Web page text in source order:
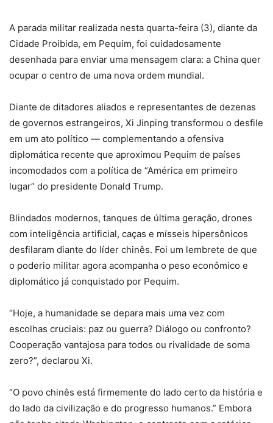
A parada militar realizada nesta quarta-feira (3), diante da
Cidade Proibida, em Pequim, foi cuidadosamente
desenhada para enviar uma mensagem clara: a China quer
ocupar o centro de uma nova ordem mundial.
Diante de ditadores aliados e representantes de dezenas
de governos estrangeiros, Xi Jinping transformou o desfile
em um ato político — complementando a ofensiva
diplomática recente que aproximou Pequim de países
incomodados com a política de “América em primeiro
lugar” do presidente Donald Trump.
Blindados modernos, tanques de última geração, drones
com inteligência artificial, caças e mísseis hipersônicos
desfilaram diante do líder chinês. Foi um lembrete de que
o poderio militar agora acompanha o peso econômico e
diplomático já conquistado por Pequim.
“Hoje, a humanidade se depara mais uma vez com
escolhas cruciais: paz ou guerra? Diálogo ou confronto?
Cooperação vantajosa para todos ou rivalidade de soma
zero?”, declarou Xi.
“O povo chinês está firmemente do lado certo da história e
do lado da civilização e do progresso humanos.” Embora